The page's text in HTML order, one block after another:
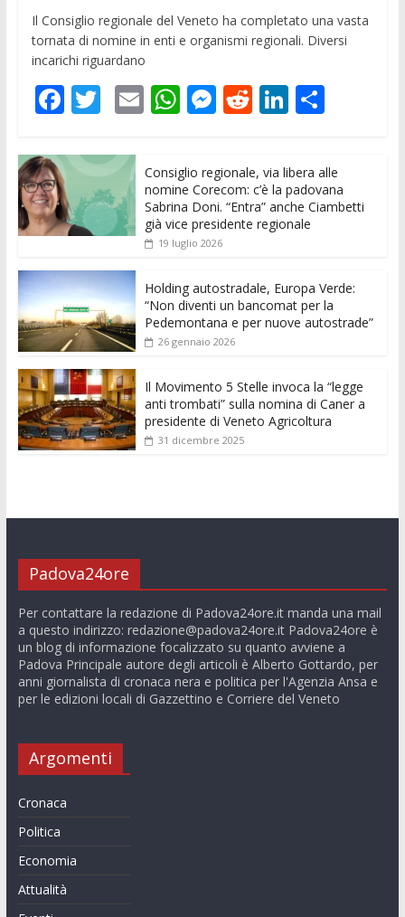
Il Consiglio regionale del Veneto ha completato una vasta
tornata di nomine in enti e organismi regionali. Diversi
incarichi riguardano
F
e
b
o
o
k
T
itt
er
E
l
W
at
s
A
p
M
e
n
g
R
di
t
Li
k
e
dI
C
n
di
vi
Consiglio regionale, via libera alle
nomine Corecom: c’è la padovana
Sabrina Doni. “Entra” anche Ciambetti
già vice presidente regionale
19 luglio 2026
Holding autostradale, Europa Verde:
“Non diventi un bancomat per la
Pedemontana e per nuove autostrade”
26 gennaio 2026
Il Movimento 5 Stelle invoca la “legge
anti trombati” sulla nomina di Caner a
presidente di Veneto Agricoltura
31 dicembre 2025
Padova24ore
Per contattare la redazione di Padova24ore.it manda una mail
a questo indirizzo: redazione@padova24ore.itPadova24ore è
un blog di informazione focalizzato su quanto avviene a
Padova Principale autore degli articoli è Alberto Gottardo, per
anni giornalista di cronaca nera e politica per l'Agenzia Ansa e
per le edizioni locali di Gazzettino e Corriere del Veneto
Argomenti
Cronaca
Politica
Economia
Attualità